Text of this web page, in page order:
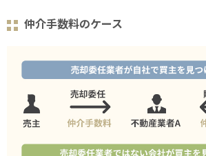
仲介手数料のケース